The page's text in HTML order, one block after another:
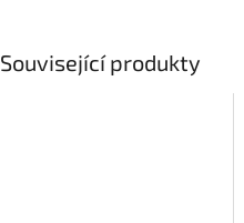
Související produkty